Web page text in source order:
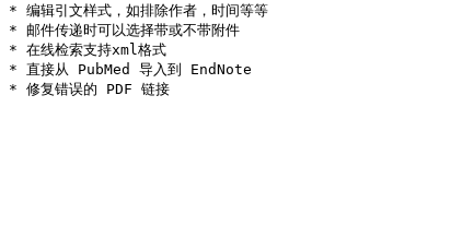
* 编辑引文样式，如排除作者，时间等等
* 邮件传递时可以选择带或不带附件
* 在线检索支持xml格式
* 直接从 PubMed 导入到 EndNote